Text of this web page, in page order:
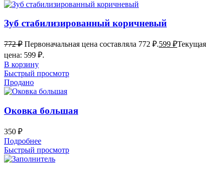
Зуб стабилизированный коричневый
772₽ Первоначальная цена составляла 772 ₽.599 ₽Текущая
цена: 599 ₽.
В корзину
Быстрый просмотр
Продано
Оковка большая
350 ₽
Подробнее
Быстрый просмотр